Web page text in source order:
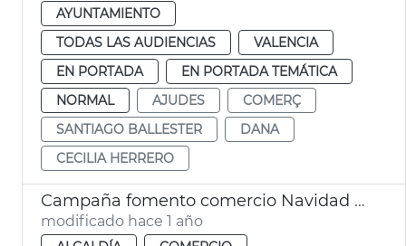
AYUNTAMIENTO
TODAS LAS AUDIENCIAS
VALENCIA
EN PORTADA
EN PORTADA TEMÁTICA
NORMAL
AJUDES
COMERÇ
SANTIAGO BALLESTER
DANA
CECILIA HERRERO
Campaña fomento comercio Navidad València
modificado hace 1 año